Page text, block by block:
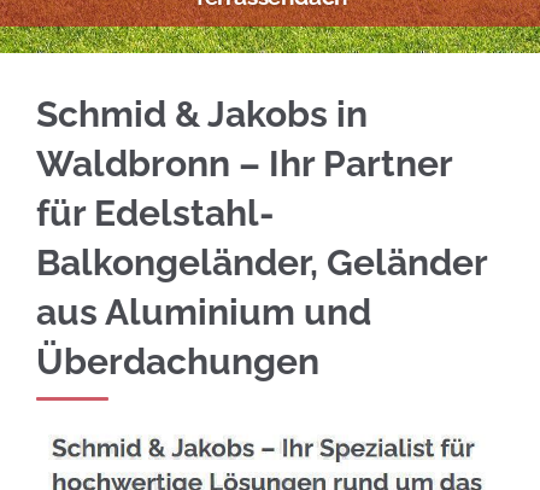
Schmid & Jakobs in
Waldbronn – Ihr Partner
für Edelstahl-
Balkongeländer, Geländer
aus Aluminium und
Überdachungen